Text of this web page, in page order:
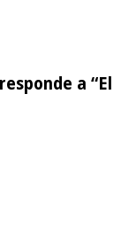
a “El